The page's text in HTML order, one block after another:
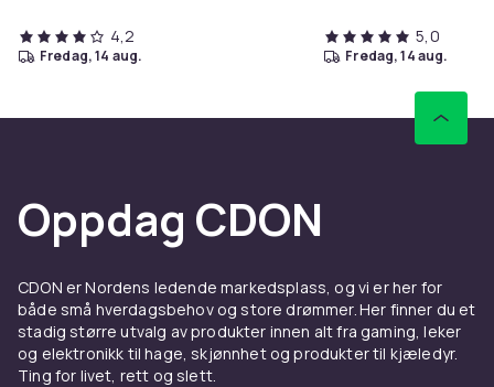
4,2
fredag, 14 aug.
5,0
fredag, 14 aug.
Oppdag CDON
CDON er Nordens ledende markedsplass, og vi er her for
både små hverdagsbehov og store drømmer. Her finner du et
stadig større utvalg av produkter innen alt fra gaming, leker
og elektronikk til hage, skjønnhet og produkter til kjæledyr.
Ting for livet, rett og slett.